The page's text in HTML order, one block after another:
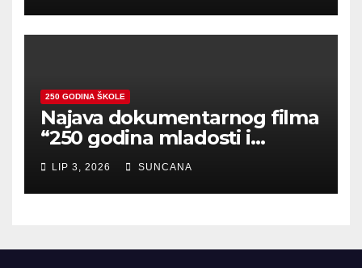
250 GODINA ŠKOLE
Najava dokumentarnog filma
“250 godina mladosti i
zajedništva”
LIP 3, 2026 SUNCANA